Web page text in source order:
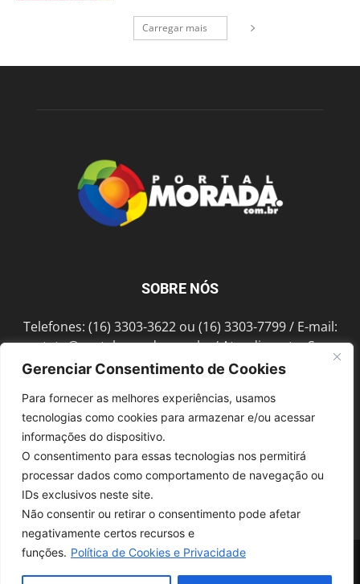
Gerenciar Consentimento de Cookies
Para fornecer as melhores experiências, usamos
tecnologias como cookies para armazenar e/ou acessar
informações do dispositivo.
O consentimento para essas tecnologias nos permitirá
processar dados como comportamento de navegação ou
IDs exclusivos neste site.
Não consentir ou retirar o consentimento pode afetar
negativamente certos recursos e
funções. Política de Cookies e Privacidade
Carregar mais
SOBRE NÓS
Telefones: (16) 3303-3622 ou (16) 3303-7799 / E-mail:
contato@portalmorada.com.br/ Atendimento: Seg a
Sex das 8h às 18h / Endereço: Av. Bento de Abreu, 889
SIGA-NOS
© 1997-2022, GRUPO ROBERTO MONTORO É proibida a reprodução do
conteúdo em qualquer meio de comunicação, eletrônico ou impresso,